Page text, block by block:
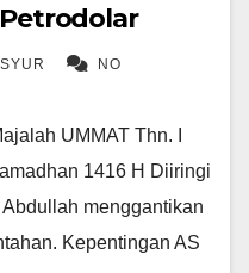
Petrodolar
NO
UMMAT Thn. I
1416 H Diiringi
menggantikan
Kepentingan AS